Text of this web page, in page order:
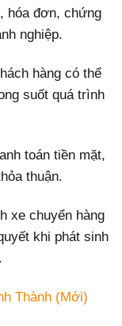
hóa đơn, chứng
nghiệp.
hàng có thể
suốt quá trình
toán tiền mặt,
thuận.
xe chuyển hàng
khi phát sinh
Thành (Mới)